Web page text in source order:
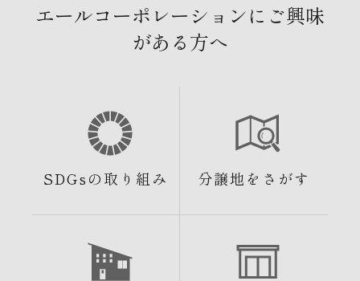
エールコーポレーションにご興味
がある方へ
SDGsの取り組み 分譲地をさがす